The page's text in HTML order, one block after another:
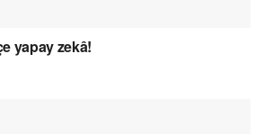
yapay zekâ!